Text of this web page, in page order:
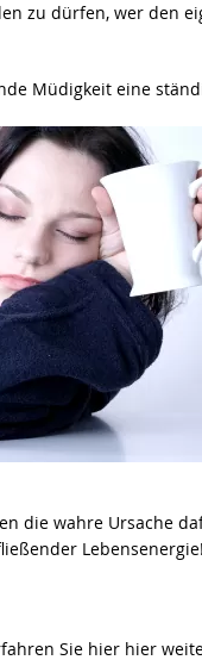
zu dürfen, wer den
Müdigkeit eine
die wahre Ursache
Lebensenergie!
Sie hier hier